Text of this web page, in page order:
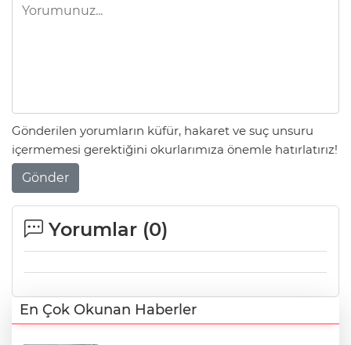
Gönderilen yorumların küfür, hakaret ve suç unsuru
içermemesi gerektiğini okurlarımıza önemle hatırlatırız!
Gönder
Yorumlar (0)
En Çok Okunan Haberler